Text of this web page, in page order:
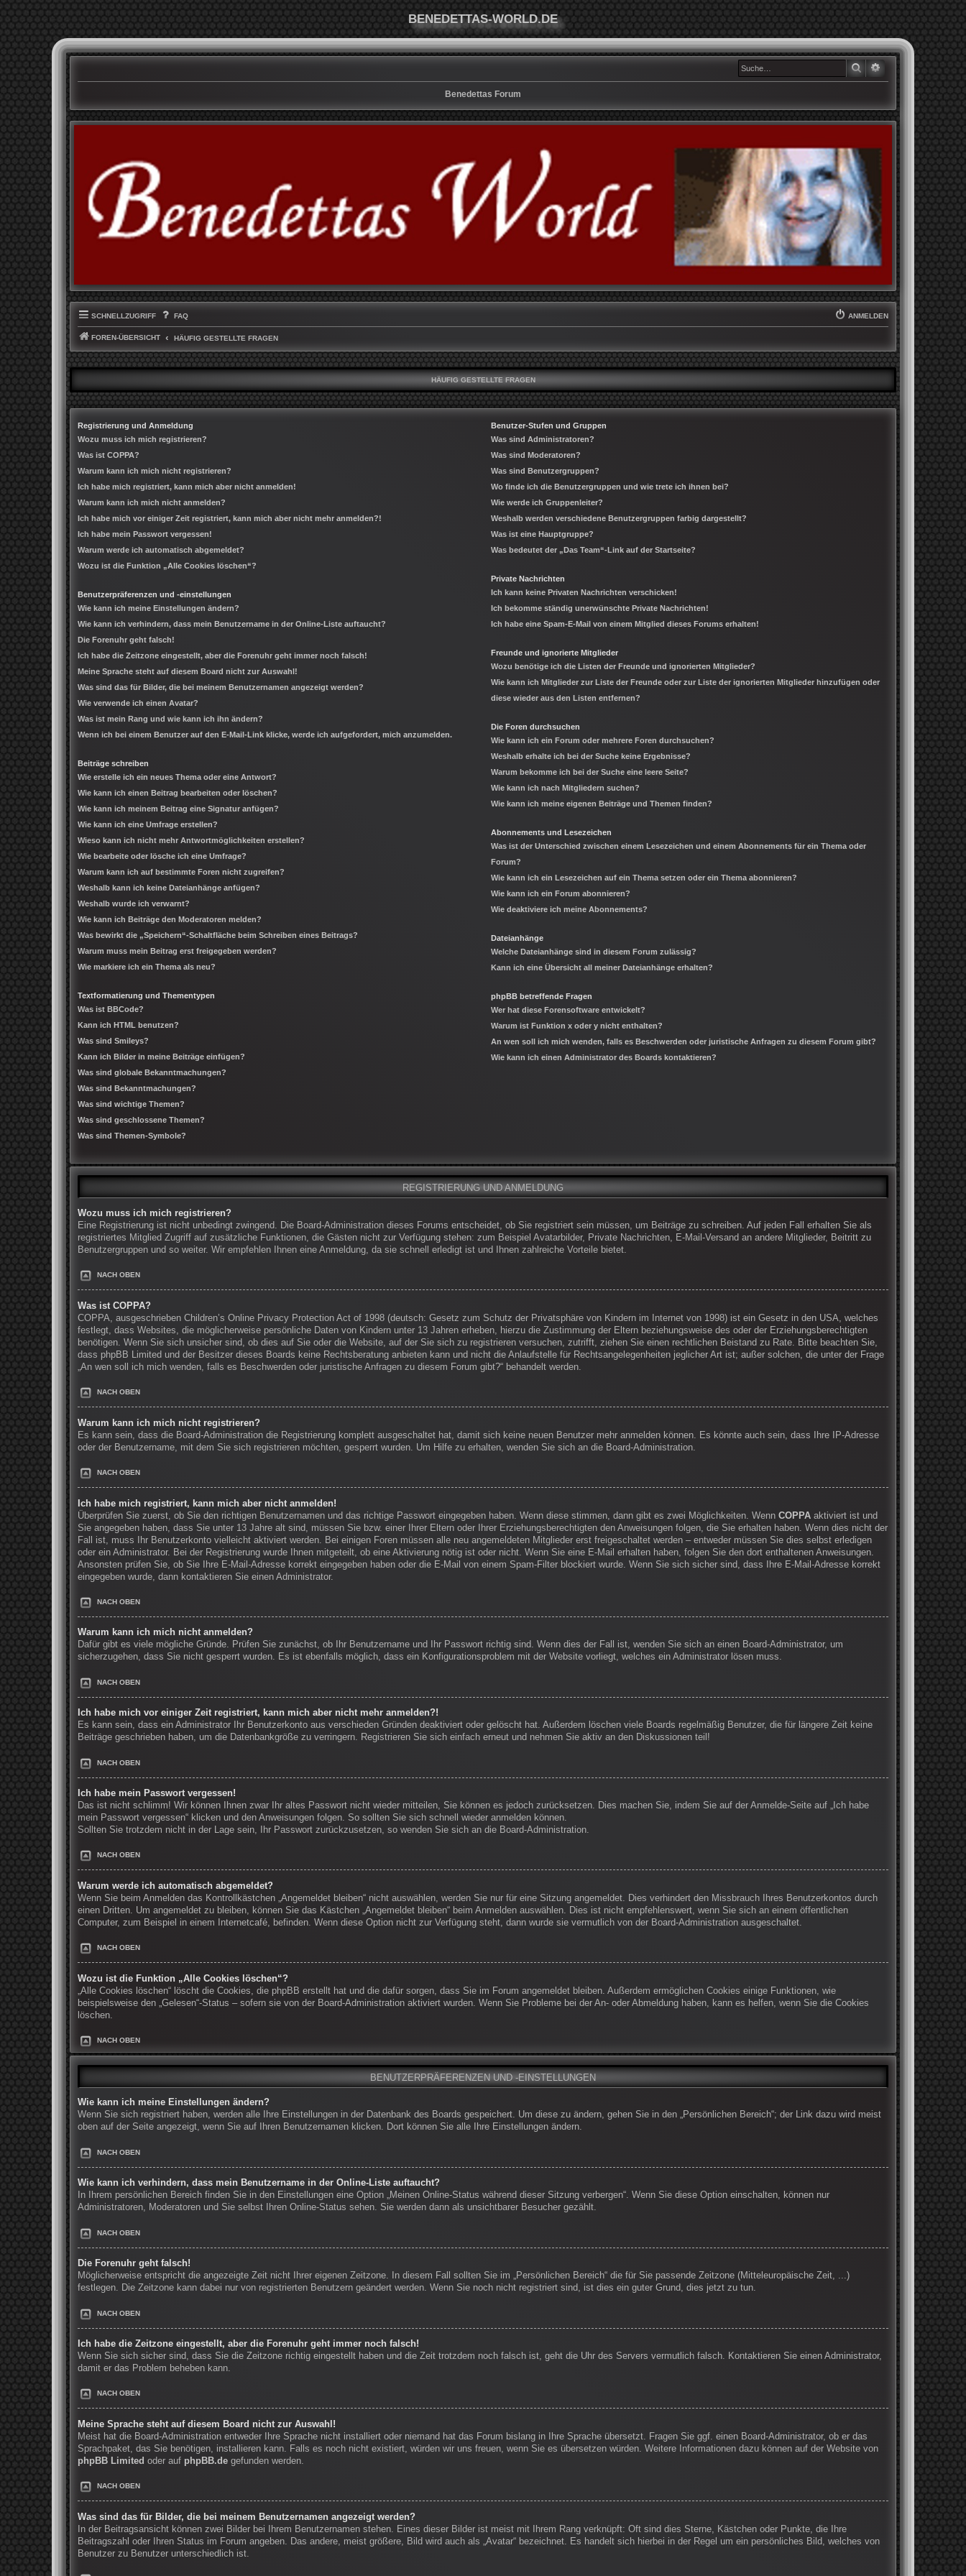
BENEDETTAS-WORLD.DE
SUCHE
Benedettas Forum
SCHNELLZUGRIFF FAQ ANMELDEN
FOREN-ÜBERSICHT HÄUFIG GESTELLTE FRAGEN
HÄUFIG GESTELLTE FRAGEN
Registrierung und Anmeldung
Wozu muss ich mich registrieren?
Was ist COPPA?
Warum kann ich mich nicht registrieren?
Ich habe mich registriert, kann mich aber nicht anmelden!
Warum kann ich mich nicht anmelden?
Ich habe mich vor einiger Zeit registriert, kann mich aber nicht mehr anmelden?!
Ich habe mein Passwort vergessen!
Warum werde ich automatisch abgemeldet?
Wozu ist die Funktion „Alle Cookies löschen“?
Benutzerpräferenzen und -einstellungen
Wie kann ich meine Einstellungen ändern?
Wie kann ich verhindern, dass mein Benutzername in der Online-Liste auftaucht?
Die Forenuhr geht falsch!
Ich habe die Zeitzone eingestellt, aber die Forenuhr geht immer noch falsch!
Meine Sprache steht auf diesem Board nicht zur Auswahl!
Was sind das für Bilder, die bei meinem Benutzernamen angezeigt werden?
Wie verwende ich einen Avatar?
Was ist mein Rang und wie kann ich ihn ändern?
Wenn ich bei einem Benutzer auf den E-Mail-Link klicke, werde ich aufgefordert, mich anzumelden.
Beiträge schreiben
Wie erstelle ich ein neues Thema oder eine Antwort?
Wie kann ich einen Beitrag bearbeiten oder löschen?
Wie kann ich meinem Beitrag eine Signatur anfügen?
Wie kann ich eine Umfrage erstellen?
Wieso kann ich nicht mehr Antwortmöglichkeiten erstellen?
Wie bearbeite oder lösche ich eine Umfrage?
Warum kann ich auf bestimmte Foren nicht zugreifen?
Weshalb kann ich keine Dateianhänge anfügen?
Weshalb wurde ich verwarnt?
Wie kann ich Beiträge den Moderatoren melden?
Was bewirkt die „Speichern“-Schaltfläche beim Schreiben eines Beitrags?
Warum muss mein Beitrag erst freigegeben werden?
Wie markiere ich ein Thema als neu?
Textformatierung und Thementypen
Was ist BBCode?
Kann ich HTML benutzen?
Was sind Smileys?
Kann ich Bilder in meine Beiträge einfügen?
Was sind globale Bekanntmachungen?
Was sind Bekanntmachungen?
Was sind wichtige Themen?
Was sind geschlossene Themen?
Was sind Themen-Symbole?
Benutzer-Stufen und Gruppen
Was sind Administratoren?
Was sind Moderatoren?
Was sind Benutzergruppen?
Wo finde ich die Benutzergruppen und wie trete ich ihnen bei?
Wie werde ich Gruppenleiter?
Weshalb werden verschiedene Benutzergruppen farbig dargestellt?
Was ist eine Hauptgruppe?
Was bedeutet der „Das Team“-Link auf der Startseite?
Private Nachrichten
Ich kann keine Privaten Nachrichten verschicken!
Ich bekomme ständig unerwünschte Private Nachrichten!
Ich habe eine Spam-E-Mail von einem Mitglied dieses Forums erhalten!
Freunde und ignorierte Mitglieder
Wozu benötige ich die Listen der Freunde und ignorierten Mitglieder?
Wie kann ich Mitglieder zur Liste der Freunde oder zur Liste der ignorierten Mitglieder hinzufügen oder
diese wieder aus den Listen entfernen?
Die Foren durchsuchen
Wie kann ich ein Forum oder mehrere Foren durchsuchen?
Weshalb erhalte ich bei der Suche keine Ergebnisse?
Warum bekomme ich bei der Suche eine leere Seite?
Wie kann ich nach Mitgliedern suchen?
Wie kann ich meine eigenen Beiträge und Themen finden?
Abonnements und Lesezeichen
Was ist der Unterschied zwischen einem Lesezeichen und einem Abonnements für ein Thema oder
Forum?
Wie kann ich ein Lesezeichen auf ein Thema setzen oder ein Thema abonnieren?
Wie kann ich ein Forum abonnieren?
Wie deaktiviere ich meine Abonnements?
Dateianhänge
Welche Dateianhänge sind in diesem Forum zulässig?
Kann ich eine Übersicht all meiner Dateianhänge erhalten?
phpBB betreffende Fragen
Wer hat diese Forensoftware entwickelt?
Warum ist Funktion x oder y nicht enthalten?
An wen soll ich mich wenden, falls es Beschwerden oder juristische Anfragen zu diesem Forum gibt?
Wie kann ich einen Administrator des Boards kontaktieren?
REGISTRIERUNG UND ANMELDUNG
Wozu muss ich mich registrieren?
Eine Registrierung ist nicht unbedingt zwingend. Die Board-Administration dieses Forums entscheidet, ob Sie registriert sein müssen, um Beiträge zu schreiben. Auf jeden Fall erhalten Sie als
registriertes Mitglied Zugriff auf zusätzliche Funktionen, die Gästen nicht zur Verfügung stehen: zum Beispiel Avatarbilder, Private Nachrichten, E-Mail-Versand an andere Mitglieder, Beitritt zu
Benutzergruppen und so weiter. Wir empfehlen Ihnen eine Anmeldung, da sie schnell erledigt ist und Ihnen zahlreiche Vorteile bietet.
NACH OBEN
Was ist COPPA?
COPPA, ausgeschrieben Children’s Online Privacy Protection Act of 1998 (deutsch: Gesetz zum Schutz der Privatsphäre von Kindern im Internet von 1998) ist ein Gesetz in den USA, welches
festlegt, dass Websites, die möglicherweise persönliche Daten von Kindern unter 13 Jahren erheben, hierzu die Zustimmung der Eltern beziehungsweise des oder der Erziehungsberechtigten
benötigen. Wenn Sie sich unsicher sind, ob dies auf Sie oder die Website, auf der Sie sich zu registrieren versuchen, zutrifft, ziehen Sie einen rechtlichen Beistand zu Rate. Bitte beachten Sie,
dass phpBB Limited und der Besitzer dieses Boards keine Rechtsberatung anbieten kann und nicht die Anlaufstelle für Rechtsangelegenheiten jeglicher Art ist; außer solchen, die unter der Frage
„An wen soll ich mich wenden, falls es Beschwerden oder juristische Anfragen zu diesem Forum gibt?“ behandelt werden.
NACH OBEN
Warum kann ich mich nicht registrieren?
Es kann sein, dass die Board-Administration die Registrierung komplett ausgeschaltet hat, damit sich keine neuen Benutzer mehr anmelden können. Es könnte auch sein, dass Ihre IP-Adresse
oder der Benutzername, mit dem Sie sich registrieren möchten, gesperrt wurden. Um Hilfe zu erhalten, wenden Sie sich an die Board-Administration.
NACH OBEN
Ich habe mich registriert, kann mich aber nicht anmelden!
Überprüfen Sie zuerst, ob Sie den richtigen Benutzernamen und das richtige Passwort eingegeben haben. Wenn diese stimmen, dann gibt es zwei Möglichkeiten. Wenn COPPA aktiviert ist und
Sie angegeben haben, dass Sie unter 13 Jahre alt sind, müssen Sie bzw. einer Ihrer Eltern oder Ihrer Erziehungsberechtigten den Anweisungen folgen, die Sie erhalten haben. Wenn dies nicht der
Fall ist, muss Ihr Benutzerkonto vielleicht aktiviert werden. Bei einigen Foren müssen alle neu angemeldeten Mitglieder erst freigeschaltet werden – entweder müssen Sie dies selbst erledigen
oder ein Administrator. Bei der Registrierung wurde Ihnen mitgeteilt, ob eine Aktivierung nötig ist oder nicht. Wenn Sie eine E-Mail erhalten haben, folgen Sie den dort enthaltenen Anweisungen.
Ansonsten prüfen Sie, ob Sie Ihre E-Mail-Adresse korrekt eingegeben haben oder die E-Mail von einem Spam-Filter blockiert wurde. Wenn Sie sich sicher sind, dass Ihre E-Mail-Adresse korrekt
eingegeben wurde, dann kontaktieren Sie einen Administrator.
NACH OBEN
Warum kann ich mich nicht anmelden?
Dafür gibt es viele mögliche Gründe. Prüfen Sie zunächst, ob Ihr Benutzername und Ihr Passwort richtig sind. Wenn dies der Fall ist, wenden Sie sich an einen Board-Administrator, um
sicherzugehen, dass Sie nicht gesperrt wurden. Es ist ebenfalls möglich, dass ein Konfigurationsproblem mit der Website vorliegt, welches ein Administrator lösen muss.
NACH OBEN
Ich habe mich vor einiger Zeit registriert, kann mich aber nicht mehr anmelden?!
Es kann sein, dass ein Administrator Ihr Benutzerkonto aus verschieden Gründen deaktiviert oder gelöscht hat. Außerdem löschen viele Boards regelmäßig Benutzer, die für längere Zeit keine
Beiträge geschrieben haben, um die Datenbankgröße zu verringern. Registrieren Sie sich einfach erneut und nehmen Sie aktiv an den Diskussionen teil!
NACH OBEN
Ich habe mein Passwort vergessen!
Das ist nicht schlimm! Wir können Ihnen zwar Ihr altes Passwort nicht wieder mitteilen, Sie können es jedoch zurücksetzen. Dies machen Sie, indem Sie auf der Anmelde-Seite auf „Ich habe
mein Passwort vergessen“ klicken und den Anweisungen folgen. So sollten Sie sich schnell wieder anmelden können.
Sollten Sie trotzdem nicht in der Lage sein, Ihr Passwort zurückzusetzen, so wenden Sie sich an die Board-Administration.
NACH OBEN
Warum werde ich automatisch abgemeldet?
Wenn Sie beim Anmelden das Kontrollkästchen „Angemeldet bleiben“ nicht auswählen, werden Sie nur für eine Sitzung angemeldet. Dies verhindert den Missbrauch Ihres Benutzerkontos durch
einen Dritten. Um angemeldet zu bleiben, können Sie das Kästchen „Angemeldet bleiben“ beim Anmelden auswählen. Dies ist nicht empfehlenswert, wenn Sie sich an einem öffentlichen
Computer, zum Beispiel in einem Internetcafé, befinden. Wenn diese Option nicht zur Verfügung steht, dann wurde sie vermutlich von der Board-Administration ausgeschaltet.
NACH OBEN
Wozu ist die Funktion „Alle Cookies löschen“?
„Alle Cookies löschen“ löscht die Cookies, die phpBB erstellt hat und die dafür sorgen, dass Sie im Forum angemeldet bleiben. Außerdem ermöglichen Cookies einige Funktionen, wie
beispielsweise den „Gelesen“-Status – sofern sie von der Board-Administration aktiviert wurden. Wenn Sie Probleme bei der An- oder Abmeldung haben, kann es helfen, wenn Sie die Cookies
löschen.
NACH OBEN
BENUTZERPRÄFERENZEN UND -EINSTELLUNGEN
Wie kann ich meine Einstellungen ändern?
Wenn Sie sich registriert haben, werden alle Ihre Einstellungen in der Datenbank des Boards gespeichert. Um diese zu ändern, gehen Sie in den „Persönlichen Bereich“; der Link dazu wird meist
oben auf der Seite angezeigt, wenn Sie auf Ihren Benutzernamen klicken. Dort können Sie alle Ihre Einstellungen ändern.
NACH OBEN
Wie kann ich verhindern, dass mein Benutzername in der Online-Liste auftaucht?
In Ihrem persönlichen Bereich finden Sie in den Einstellungen eine Option „Meinen Online-Status während dieser Sitzung verbergen“. Wenn Sie diese Option einschalten, können nur
Administratoren, Moderatoren und Sie selbst Ihren Online-Status sehen. Sie werden dann als unsichtbarer Besucher gezählt.
NACH OBEN
Die Forenuhr geht falsch!
Möglicherweise entspricht die angezeigte Zeit nicht Ihrer eigenen Zeitzone. In diesem Fall sollten Sie im „Persönlichen Bereich“ die für Sie passende Zeitzone (Mitteleuropäische Zeit, ...)
festlegen. Die Zeitzone kann dabei nur von registrierten Benutzern geändert werden. Wenn Sie noch nicht registriert sind, ist dies ein guter Grund, dies jetzt zu tun.
NACH OBEN
Ich habe die Zeitzone eingestellt, aber die Forenuhr geht immer noch falsch!
Wenn Sie sich sicher sind, dass Sie die Zeitzone richtig eingestellt haben und die Zeit trotzdem noch falsch ist, geht die Uhr des Servers vermutlich falsch. Kontaktieren Sie einen Administrator,
damit er das Problem beheben kann.
NACH OBEN
Meine Sprache steht auf diesem Board nicht zur Auswahl!
Meist hat die Board-Administration entweder Ihre Sprache nicht installiert oder niemand hat das Forum bislang in Ihre Sprache übersetzt. Fragen Sie ggf. einen Board-Administrator, ob er das
Sprachpaket, das Sie benötigen, installieren kann. Falls es noch nicht existiert, würden wir uns freuen, wenn Sie es übersetzen würden. Weitere Informationen dazu können auf der Website von
phpBB Limited oder auf phpBB.de gefunden werden.
NACH OBEN
Was sind das für Bilder, die bei meinem Benutzernamen angezeigt werden?
In der Beitragsansicht können zwei Bilder bei Ihrem Benutzernamen stehen. Eines dieser Bilder ist meist mit Ihrem Rang verknüpft: Oft sind dies Sterne, Kästchen oder Punkte, die Ihre
Beitragszahl oder Ihren Status im Forum angeben. Das andere, meist größere, Bild wird auch als „Avatar“ bezeichnet. Es handelt sich hierbei in der Regel um ein persönliches Bild, welches von
Benutzer zu Benutzer unterschiedlich ist.